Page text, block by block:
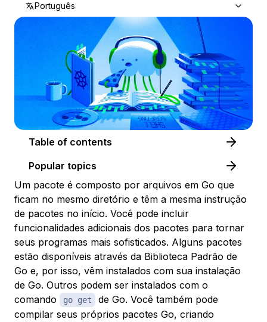
Português
Table of contents
Popular topics
Um pacote é composto por arquivos em Go que
ficam no mesmo diretório e têm a mesma instrução
de pacotes no início. Você pode incluir
funcionalidades adicionais dos pacotes para tornar
seus programas mais sofisticados. Alguns pacotes
estão disponíveis através da Biblioteca Padrão de
Go e, por isso, vêm instalados com sua instalação
de Go. Outros podem ser instalados com o
comando
go get
de Go. Você também pode
compilar seus próprios pacotes Go, criando